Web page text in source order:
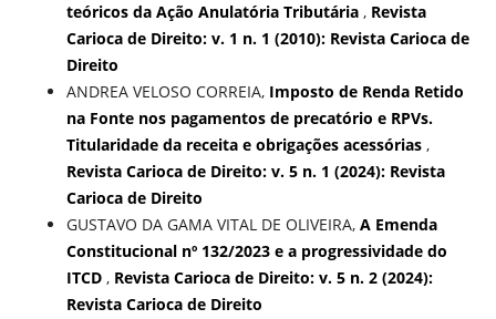
teóricos da Ação Anulatória Tributária , Revista
Carioca de Direito: v. 1 n. 1 (2010): Revista Carioca de
Direito
ANDREA VELOSO CORREIA, Imposto de Renda Retido
na Fonte nos pagamentos de precatório e RPVs.
Titularidade da receita e obrigações acessórias ,
Revista Carioca de Direito: v. 5 n. 1 (2024): Revista
Carioca de Direito
GUSTAVO DA GAMA VITAL DE OLIVEIRA, A Emenda
Constitucional nº 132/2023 e a progressividade do
ITCD , Revista Carioca de Direito: v. 5 n. 2 (2024):
Revista Carioca de Direito